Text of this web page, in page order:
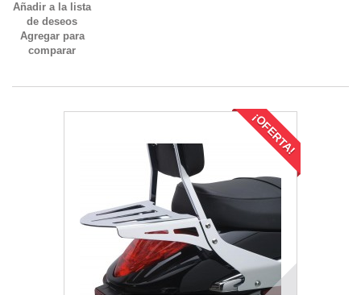
Añadir a la lista
de deseos
Agregar para
comparar
¡OFERTA!